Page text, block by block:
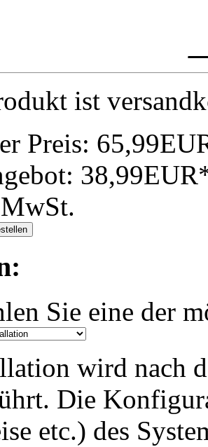
ist
Preis:
Sie eine der
wird nach
Die
etc.) des